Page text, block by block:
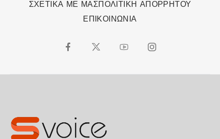
ΣΧΕΤΙΚΑ ΜΕ ΜΑΣΠΟΛΙΤΙΚΗ ΑΠΟΡΡΗΤΟΥ
ΕΠΙΚΟΙΝΩΝΙΑ